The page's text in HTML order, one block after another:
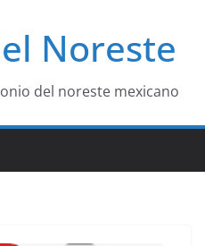
Noreste
del noreste mexicano